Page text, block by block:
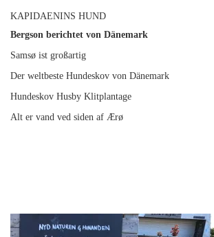
KAPIDAENINS HUND
Bergson berichtet von Dänemark
Samsø ist großartig
Der weltbeste Hundeskov von Dänemark
Hundeskov Husby Klitplantage
Alt er vand ved siden af Ærø